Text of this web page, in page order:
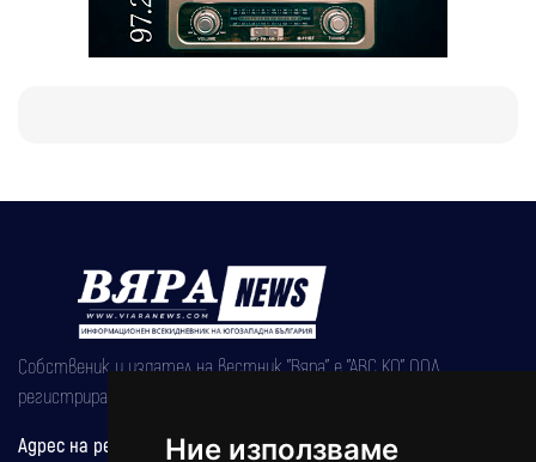
Ние използваме
Собственик и издател на вестник "Вяра" е "АВС КО" ООД,
регистрирана на 08.05.2002 година.
Адрес на редакцията